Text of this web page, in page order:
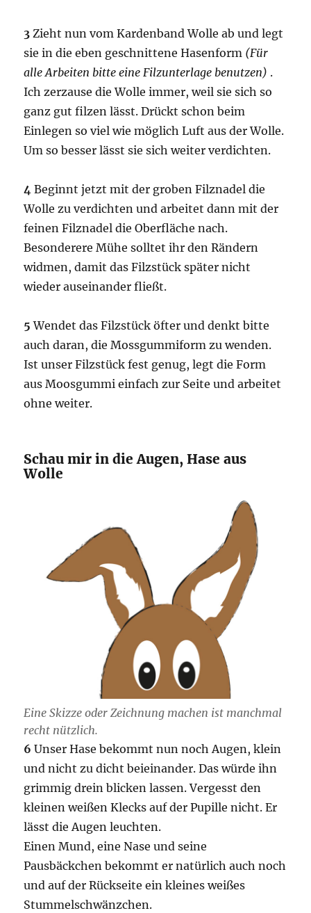
3 Zieht nun vom Kardenband Wolle ab und legt
sie in die eben geschnittene Hasenform (Für
alle Arbeiten bitte eine Filzunterlage benutzen) .
Ich zerzause die Wolle immer, weil sie sich so
ganz gut filzen lässt. Drückt schon beim
Einlegen so viel wie möglich Luft aus der Wolle.
Um so besser lässt sie sich weiter verdichten.
4 Beginnt jetzt mit der groben Filznadel die
Wolle zu verdichten und arbeitet dann mit der
feinen Filznadel die Oberfläche nach.
Besonderere Mühe solltet ihr den Rändern
widmen, damit das Filzstück später nicht
wieder auseinander fließt.
5 Wendet das Filzstück öfter und denkt bitte
auch daran, die Mossgummiform zu wenden.
Ist unser Filzstück fest genug, legt die Form
aus Moosgummi einfach zur Seite und arbeitet
ohne weiter.
Schau mir in die Augen, Hase aus
Wolle
Eine Skizze oder Zeichnung machen ist manchmal
recht nützlich.
6 Unser Hase bekommt nun noch Augen, klein
und nicht zu dicht beieinander. Das würde ihn
grimmig drein blicken lassen. Vergesst den
kleinen weißen Klecks auf der Pupille nicht. Er
lässt die Augen leuchten.
Einen Mund, eine Nase und seine
Pausbäckchen bekommt er natürlich auch noch
und auf der Rückseite ein kleines weißes
Stummelschwänzchen.